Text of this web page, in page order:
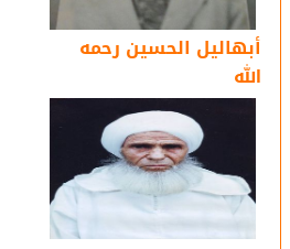
أبهاليل الحسين رحمه
الله